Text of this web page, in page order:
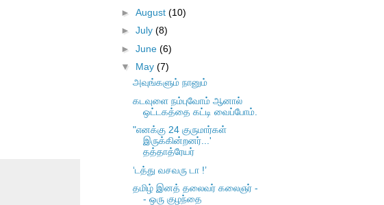
► August (10)
► July (8)
► June (6)
▼ May (7)
அவுங்களும் நானும்
கடவுளை நம்புவோம் ஆனால்
ஒட்டகத்தை கட்டி வைப்போம்.
"எனக்கு 24 குருமார்கள்
இருக்கின்றனர்...'
தத்தாத்ரேயர்
‘டத்து வசவரு டா !’
தமிழ் இனத் தலைவர் கலைஞர் -
- ஒரு குழந்தை